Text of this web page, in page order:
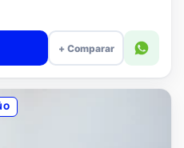
+ Comparar